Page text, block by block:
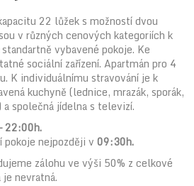
22 lůžek s možností dvou
v různých cenových kategoriích k
vybavené pokoje. Ke
sociální zařízení. Apartmán pro 4
K individuálnímu stravování je k
kuchyně (lednice, mrazák, sporák,
společná jídelna s televizí.
22:00h.
nejpozději v 09:30h.
zálohu ve výši 50% z celkové
nevratná.